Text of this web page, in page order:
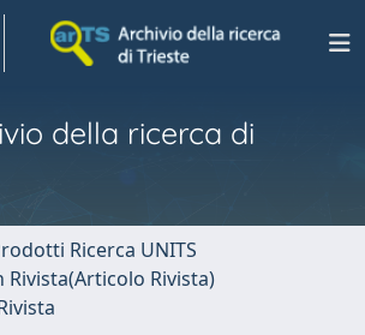
della ricerca di
Ricerca UNITS
Rivista)